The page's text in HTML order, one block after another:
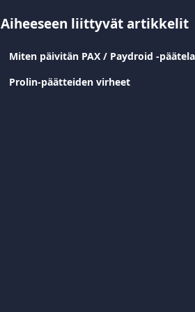
Aiheeseen liittyvät artikkelit
Miten päivitän PAX / Paydroid -
Prolin-päätteiden virheet